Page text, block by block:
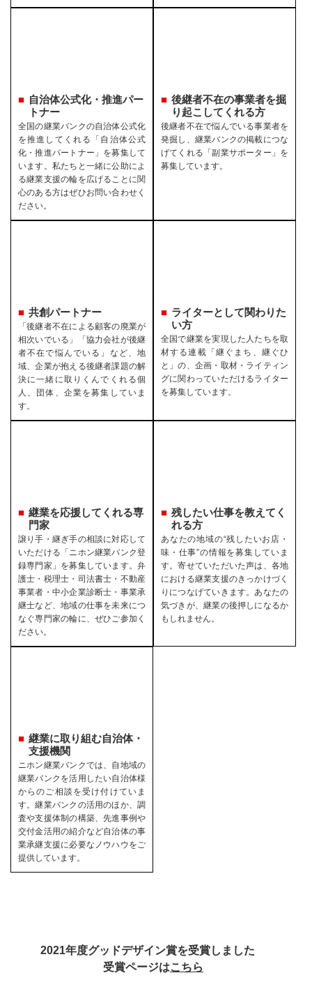
自治体公式化・推進パー
トナー
全国の継業バンクの自治体公式化
を推進してくれる「自治体公式
化・推進パートナー」を募集して
います。私たちと一緒に公助によ
る継業支援の輪を広げることに関
心のある方はぜひお問い合わせく
ださい。
後継者不在の事業者を掘
り起こしてくれる方
後継者不在で悩んでいる事業者を
発掘し、継業バンクの掲載につな
げてくれる「副業サポーター」を
募集しています。
共創パートナー
「後継者不在による顧客の廃業が
相次いでいる」「協力会社が後継
者不在で悩んでいる」など、地
域、企業が抱える後継者課題の解
決に一緒に取りくんでくれる個
人、団体、企業を募集していま
す。
ライターとして関わりた
い方
全国で継業を実現した人たちを取
材する連載「継ぐまち、継ぐひ
と」の、企画・取材・ライティン
グに関わっていただけるライター
を募集しています。
継業を応援してくれる専
門家
譲り手・継ぎ手の相談に対応して
いただける「ニホン継業バンク登
録専門家」を募集しています。弁
護士・税理士・司法書士・不動産
事業者・中小企業診断士・事業承
継士など、地域の仕事を未来につ
なぐ専門家の輪に、ぜひご参加く
ださい。
残したい仕事を教えてく
れる方
あなたの地域の“残したいお店・
味・仕事”の情報を募集していま
す。寄せていただいた声は、各地
における継業支援のきっかけづく
りにつなげていきます。あなたの
気づきが、継業の後押しになるか
もしれません。
継業に取り組む自治体・
支援機関
ニホン継業バンクでは、自地域の
継業バンクを活用したい自治体様
からのご相談を受け付けていま
す。継業バンクの活用のほか、調
査や支援体制の構築、先進事例や
交付金活用の紹介など自治体の事
業承継支援に必要なノウハウをご
提供しています。
2021年度グッドデザイン賞を受賞しました
受賞ページはこちら